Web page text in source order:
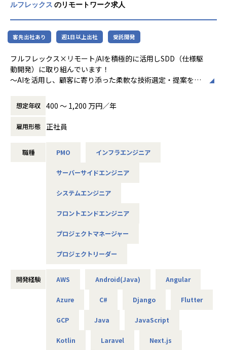
■入社後のリアル
【困ったときのアラートを歓迎】
ともあります。だからこそ、分からないこと・困っているこ
とを率直に伝えたり、早めにアラートを出していただくこと
を歓迎しています。
【仕組みや制度は発展途上】
きっていない部分があります。その分、自分で整え・改善す
【メリハリのある働き方】
かりとコミュニケーションを取る、メリハリのある環境で
す。社員同士の1on1、LT・雑談会などオンラインの交流機
会は複数（週2時間程度）用意していますが、常に誰かと話
していたい方には物足りないかもしれません。
上記のコミュニケーションスタイルで満足できる方や、自ら
会社の定める範囲
ルフレックス のリモートワーク求人
客先出社あり 週1日以上出社 受託開発
フルフレックス×リモート/AIを積極的に活用しSDD（仕様駆
動開発）に取り組んでいます！
～AIを活用し、顧客に寄り添った柔軟な技術選定・提案を支
B2Cから業務アプリケーションまで様々なシステム開発を上
流からリリースまでワンストップに提案するシステム開発会
社です。
フロント/バックエンド〜インフラレイヤまで全領域にわたる
お任せしていきます。
・提案書作成、提案活動
・プロジェクト全体のマネジメント、チーム組成、予算管理
・会社の定める業務
・プロジェクト上流工程支援（システム企画、技術選定、要
・プロジェクト全体のマネジメント
・会社の定める業務
フルスタックエンジニア：
想定年収 400 〜 1,200 万円／年
雇用形態 正社員
職種 PMO インフラエンジニア
サーバーサイドエンジニア
システムエンジニア
フロントエンドエンジニア
プロジェクトマネージャー
プロジェクトリーダー
開発経験 AWS Android(Java) Angular
Azure C# Django Flutter
GCP Java JavaScript
Kotlin Laravel Next.js